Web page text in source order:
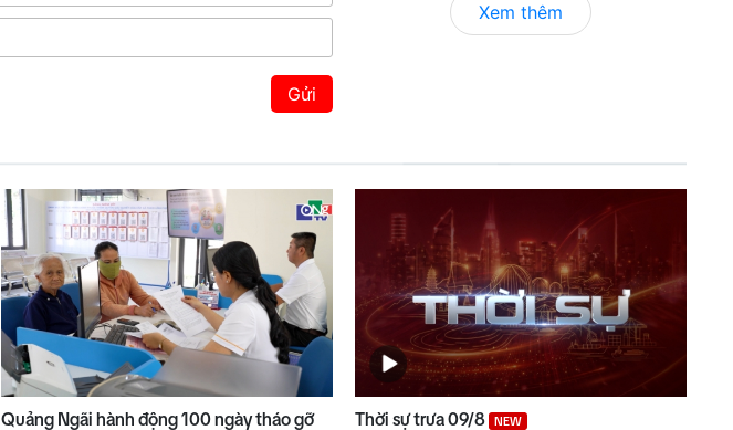
Gửi
Xem thêm
Quảng Ngãi hành động 100 ngày tháo gỡ
Thời sự trưa 09/8 NEW